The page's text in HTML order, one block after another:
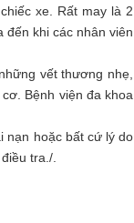
xe. Rất may là 2
đến khi các nhân viên
vết thương nhẹ,
Bệnh viện đa khoa
nạn hoặc bất cứ lý do
tra./.